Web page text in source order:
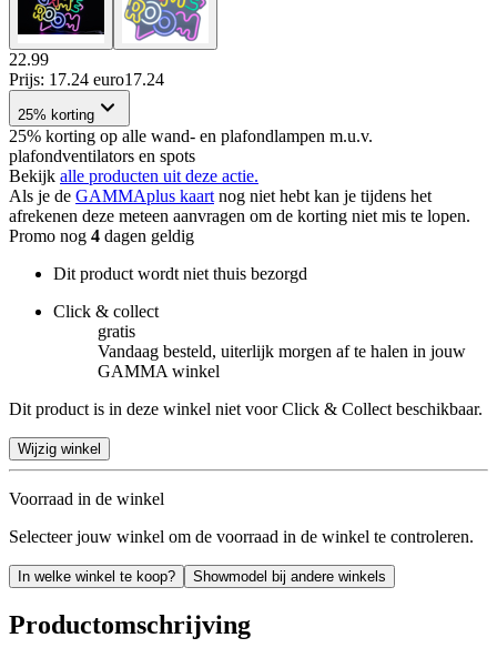
22.99
Prijs: 17.24 euro17.24
25% korting
25% korting op alle wand- en plafondlampen m.u.v.
plafondventilators en spots
Bekijk alle producten uit deze actie.
Als je de GAMMAplus kaart nog niet hebt kan je tijdens het
afrekenen deze meteen aanvragen om de korting niet mis te lopen.
Promo nog 4 dagen geldig
Dit product wordt niet thuis bezorgd
Click & collect
gratis
Vandaag besteld, uiterlijk morgen af te halen in jouw
GAMMA winkel
Dit product is in deze winkel niet voor Click & Collect beschikbaar.
Wijzig winkel
Voorraad in de winkel
Selecteer jouw winkel om de voorraad in de winkel te controleren.
In welke winkel te koop? Showmodel bij andere winkels
Productomschrijving